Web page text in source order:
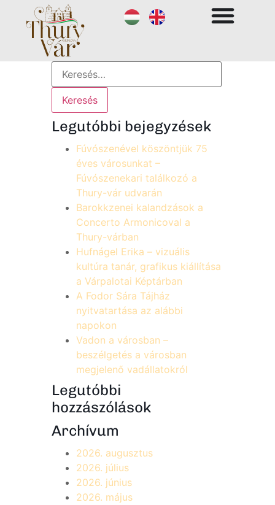
Legutóbbi bejegyzések
Fúvószenével köszöntjük 75
éves városunkat –
Fúvószenekari találkozó a
Thury-vár udvarán
Barokkzenei kalandzások a
Concerto Armonicoval a
Thury-várban
Hufnágel Erika – vizuális
kultúra tanár, grafikus kiállítása
a Várpalotai Képtárban
A Fodor Sára Tájház
nyitvatartása az alábbi
napokon
Vadon a városban –
beszélgetés a városban
megjelenő vadállatokról
Legutóbbi
hozzászólások
Archívum
2026. augusztus
2026. július
2026. június
2026. május